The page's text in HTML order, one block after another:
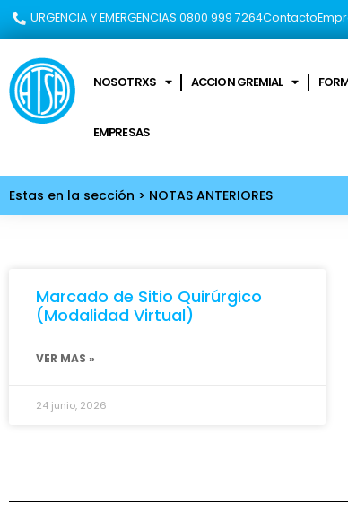
URGENCIA Y EMERGENCIAS 0800 999 7264​Contacto
NOSOTRXS ACCION GREMIAL
EMPRESAS
Estas en la sección > NOTAS ANTERIORES
Marcado de Sitio Quirúrgico
(Modalidad Virtual)
VER MAS »
24 junio, 2026